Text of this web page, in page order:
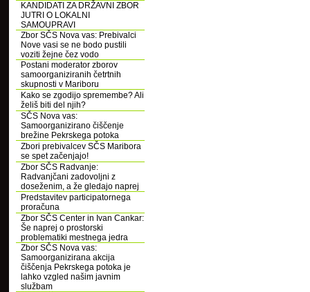
KANDIDATI ZA DRŽAVNI ZBOR
JUTRI O LOKALNI
SAMOUPRAVI
Zbor SČS Nova vas: Prebivalci
Nove vasi se ne bodo pustili
voziti žejne čez vodo
Postani moderator zborov
samoorganiziranih četrtnih
skupnosti v Mariboru
Kako se zgodijo spremembe? Ali
želiš biti del njih?
SČS Nova vas:
Samoorganizirano čiščenje
brežine Pekrskega potoka
Zbori prebivalcev SČS Maribora
se spet začenjajo!
Zbor SČS Radvanje:
Radvanjčani zadovoljni z
doseženim, a že gledajo naprej
Predstavitev participatornega
proračuna
Zbor SČS Center in Ivan Cankar:
Še naprej o prostorski
problematiki mestnega jedra
Zbor SČS Nova vas:
Samoorganizirana akcija
čiščenja Pekrskega potoka je
lahko vzgled našim javnim
službam